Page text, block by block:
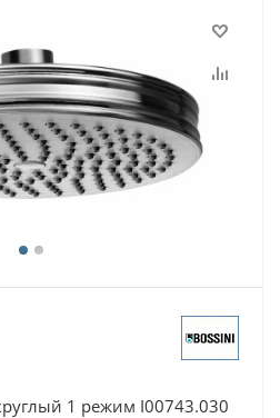
1 режим I00743.030